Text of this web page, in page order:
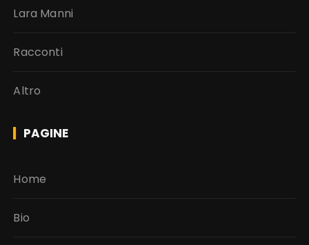
Lara Manni
Racconti
Altro
PAGINE
Home
Bio